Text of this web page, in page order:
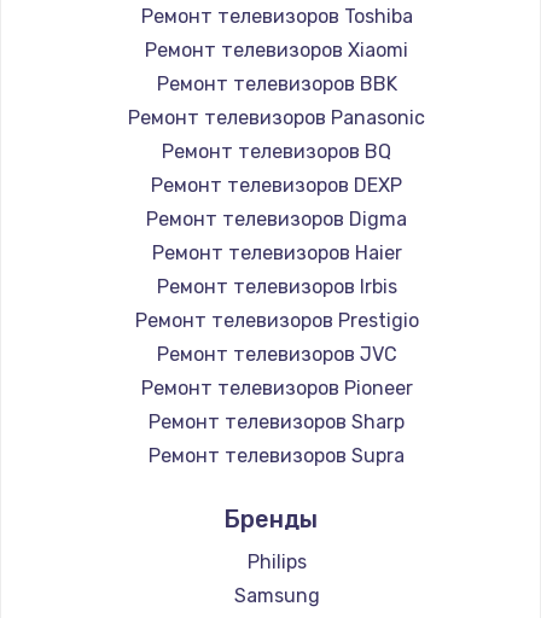
Замена картридера
Заказать
Замена микросхемы NFC
1100 руб.
Заказать
Замена шим-контроллера
3900 руб.
Заказать
1030 руб.
Заказать
Ремонт телевизоров Toshiba
Ремонт телевизоров Xiaomi
Ремонт телевизоров BBK
Ремонт телевизоров Panasonic
Ремонт телевизоров BQ
Ремонт телевизоров DEXP
Ремонт телевизоров Digma
Ремонт телевизоров Haier
Ремонт телевизоров Irbis
Ремонт телевизоров Prestigio
Ремонт телевизоров JVC
Ремонт телевизоров Pioneer
Ремонт телевизоров Sharp
Ремонт телевизоров Supra
Ремонт телевизоров Hisense
Ремонт телевизоров Daewoo
Ремонт телевизоров Centek
Бренды
Philips
Samsung